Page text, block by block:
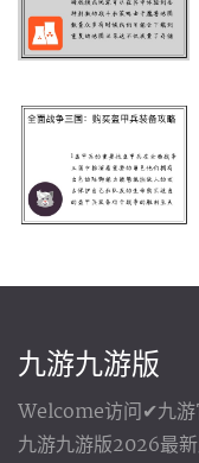
九游九游版
Welcome访问✔九游
九游九游版2026最